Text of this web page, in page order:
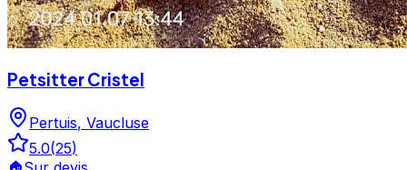
Petsitter Cristel
Pertuis, Vaucluse
5.0(25)